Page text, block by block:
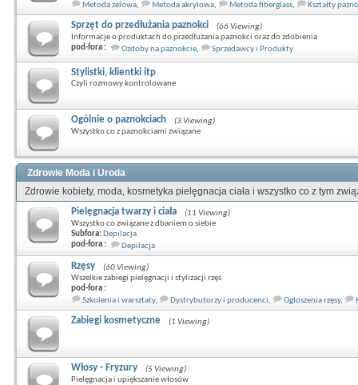
Metoda żelowa, Metoda akrylowa, Metoda fiberglass, Kształty
Sprzęt do przedłużania paznokci
(66 Viewing)
Informacje o produktach do przedłużania paznokci oraz do zdobienia
pod-fora :
Ozdoby na paznokcie, Sprzedawcy i Produkty
Stylistki, klientki itp
Czyli rozmowy kontrolowane
Ogólnie o paznokciach
(3 Viewing)
Wszystko co z paznokciami związane
Zdrowie Moda i Uroda
Zdrowie kobiety, moda, kosmetyka pielęgnacja ciała i wszystko co z tym
Pielęgnacja twarzy i ciała
(11 Viewing)
Wszystko co związane z dbaniem o siebie
Subfora: Depilacja
pod-fora :
Depilacja
Rzęsy
(60 Viewing)
Wszelkie zabiegi pielęgnacji i stylizacji rzęs
pod-fora :
Szkolenia i warsztaty, Dystrybutorzy i producenci, Ogłoszenia rzęsy,
Zabiegi kosmetyczne (1 Viewing)
Włosy - Fryzury
(5 Viewing)
Pielęgnacja i upiększanie włosów